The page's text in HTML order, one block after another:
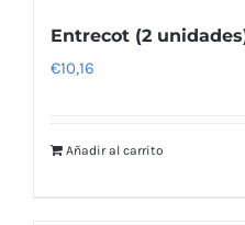
Entrecot (2
€10,16
Añadir al carrito